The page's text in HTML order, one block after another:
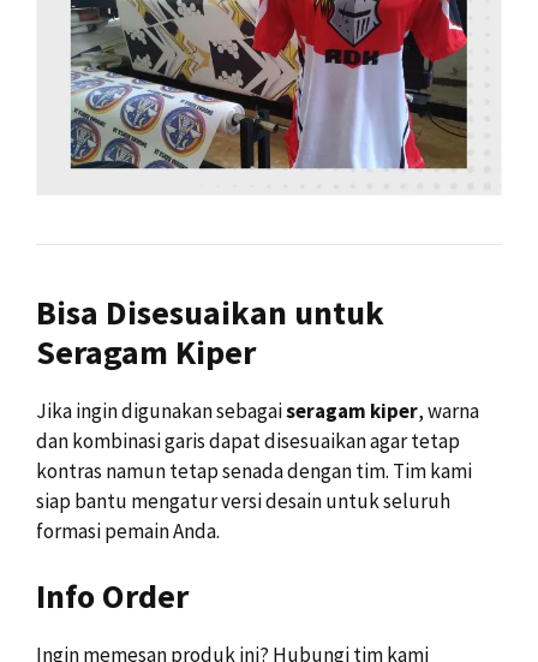
Bisa Disesuaikan untuk
Seragam Kiper
Jika ingin digunakan sebagaiseragam kiper, warna
dan kombinasi garis dapat disesuaikan agar tetap
kontras namun tetap senada dengan tim. Tim kami
siap bantu mengatur versi desain untuk seluruh
formasi pemain Anda.
Info Order
Ingin memesan produk ini? Hubungi tim kami